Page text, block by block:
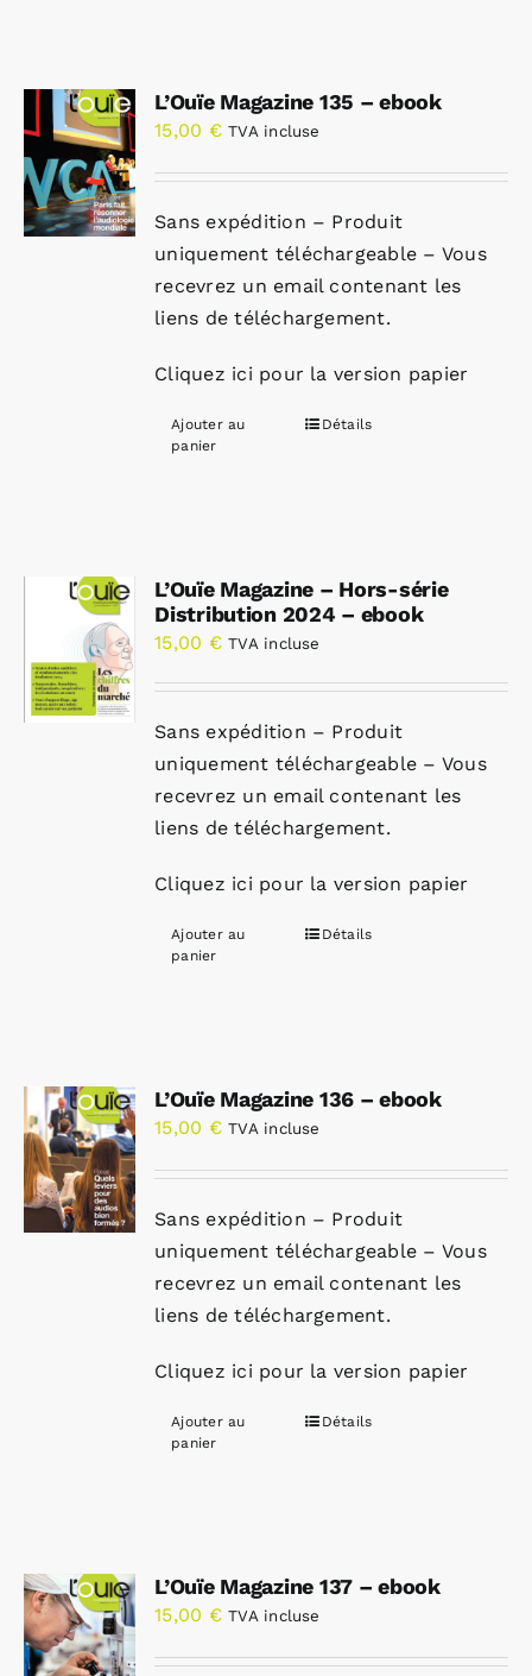
L’Ouïe Magazine 135 – ebook
15,00 € TVA incluse
Sans expédition – Produit
uniquement téléchargeable – Vous
recevrez un email contenant les
liens de téléchargement.
Cliquez ici pour la version papier
Ajouter au
panier
Détails
L’Ouïe Magazine – Hors-série
Distribution 2024 – ebook
15,00 € TVA incluse
Sans expédition – Produit
uniquement téléchargeable – Vous
recevrez un email contenant les
liens de téléchargement.
Cliquez ici pour la version papier
Ajouter au
panier
Détails
L’Ouïe Magazine 136 – ebook
15,00 € TVA incluse
Sans expédition – Produit
uniquement téléchargeable – Vous
recevrez un email contenant les
liens de téléchargement.
Cliquez ici pour la version papier
Ajouter au
panier
Détails
L’Ouïe Magazine 137 – ebook
15,00 € TVA incluse